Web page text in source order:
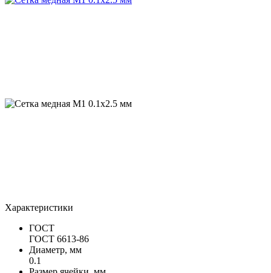
Характеристики
ГОСТ
ГОСТ 6613-86
Диаметр, мм
0.1